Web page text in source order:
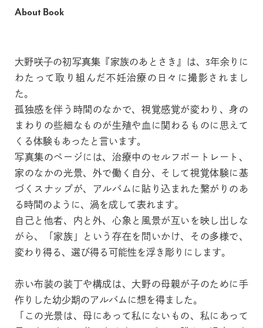
About Book
大野咲子の初写真集『家族のあとさき』は、3年余りに
わたって取り組んだ不妊治療の日々に撮影されまし
た。
孤独感を伴う時間のなかで、視覚感覚が変わり、身の
まわりの些細なものが生殖や血に関わるものに思えて
くる体験もあったと言います。
写真集のページには、治療中のセルフポートレート、
家のなかの光景、外で働く自分、そして視覚体験に基
づくスナップが、アルバムに貼り込まれた繋がりのあ
る時間のように、渦を成して表れます。
自己と他者、内と外、心象と風景が互いを映し出しな
がら、「家族」という存在を問いかけ、その多様で、
変わり得る、選び得る可能性を浮き彫りにします。
赤い布装の装丁や構成は、大野の母親が子のために手
作りした幼少期のアルバムに想を得ました。
「この光景は、母にあって私にないもの、私にあって